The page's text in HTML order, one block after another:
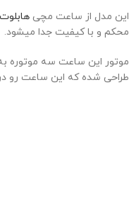
این مدل از ساعت مچی هابلوت
محکم و با کیفیت جدا میشود.
موتور این ساعت سه موتوره
طراحی شده که این ساعت رو